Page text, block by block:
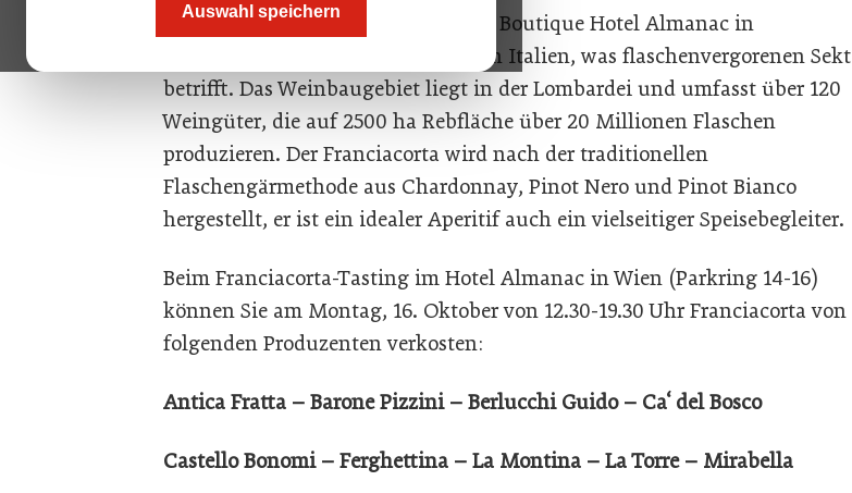
Auswahl speichern
gemeinsamen Verkosten im Luxury Boutique Hotel Almanac in
Wien. Franciacorta ist Trendsetter in Italien, was flaschenvergorenen Sekt
betrifft. Das Weinbaugebiet liegt in der Lombardei und umfasst über 120
Weingüter, die auf 2500 ha Rebfläche über 20 Millionen Flaschen
produzieren. Der Franciacorta wird nach der traditionellen
Flaschengärmethode aus Chardonnay, Pinot Nero und Pinot Bianco
hergestellt, er ist ein idealer Aperitif auch ein vielseitiger Speisebegleiter.
Beim Franciacorta-Tasting im Hotel Almanac in Wien (Parkring 14-16)
können Sie am Montag, 16. Oktober von 12.30-19.30 Uhr Franciacorta von
folgenden Produzenten verkosten:
Antica Fratta – Barone Pizzini – Berlucchi Guido – Ca‘ del Bosco
Castello Bonomi – Ferghettina – La Montina – La Torre – Mirabella